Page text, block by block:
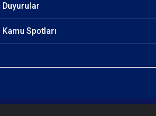
Duyurular
Kamu Spotları